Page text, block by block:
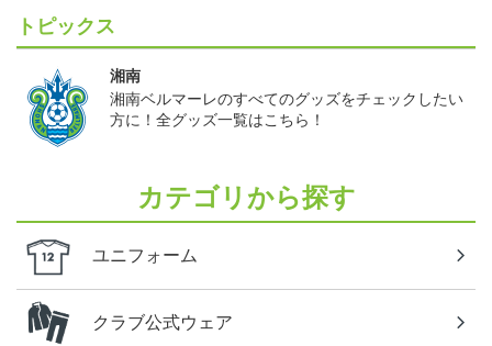
トピックス
湘南
湘南ベルマーレのすべてのグッズをチェックしたい
方に！全グッズ一覧はこちら！
カテゴリから探す
ユニフォーム
クラブ公式ウェア